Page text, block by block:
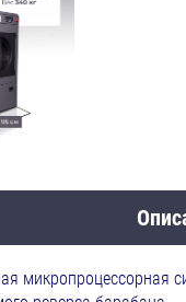
микропроцессорная